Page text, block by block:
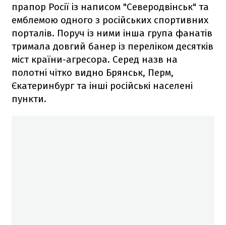
прапор Росії із написом "Северодвінськ" та
емблемою одного з російських спортивних
порталів. Поруч із ними інша група фанатів
тримала довгий банер із переліком десятків
міст країни-агресора. Серед назв на
полотні чітко видно Брянськ, Перм,
Єкатеринбург та інші російські населені
пункти.